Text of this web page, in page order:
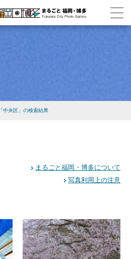
「中央区」の検索結果
まるごと福岡・博多について
写真利用上の注意